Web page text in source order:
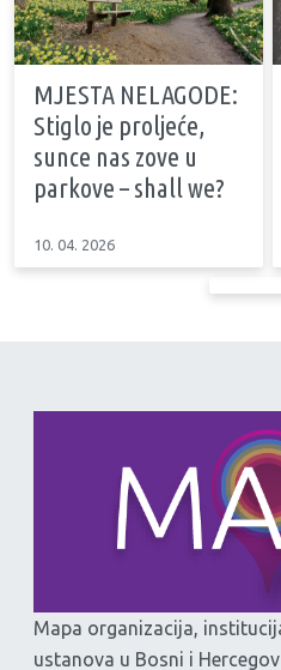
MJESTA NELAGODE:
Stiglo je proljeće,
sunce nas zove u
parkove – shall we?
10. 04. 2026
Mapa organizacija,
ustanova u Bosni i